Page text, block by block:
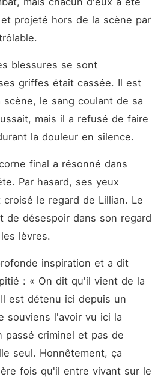
projeté hors de la scène par
blessures se sont
griffes était cassée. Il est
le sang coulant de sa
mais il a refusé de faire
la douleur en silence.
final a résonné dans
Par hasard, ses yeux
le regard de Lillian. Le
de désespoir dans son regard
lèvres.
inspiration et a dit
: « On dit qu'il vient de la
est détenu ici depuis un
souviens l'avoir vu ici la
criminel et pas de
seul. Honnêtement, ça
fois qu'il entre vivant sur le